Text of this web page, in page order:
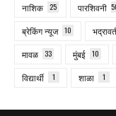
नाशिक 25 पारशिवनी
ब्रेकिंग न्यूज 10
मावळ 33 मुंबई 10
विद्यार्थी 1 शाळा 1